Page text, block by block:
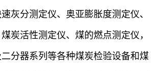
灰分测定仪、奥亚膨胀度测定仪、
炭活性测定仪、煤的燃点测定仪，
分器系列等各种煤炭检验设备和煤